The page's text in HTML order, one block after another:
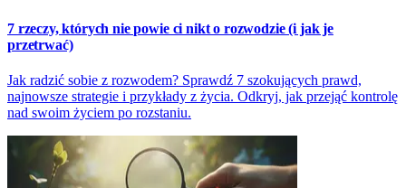
7 rzeczy, których nie powie ci nikt o rozwodzie (i jak je
przetrwać)
Jak radzić sobie z rozwodem? Sprawdź 7 szokujących prawd,
najnowsze strategie i przykłady z życia. Odkryj, jak przejąć kontrolę
nad swoim życiem po rozstaniu.